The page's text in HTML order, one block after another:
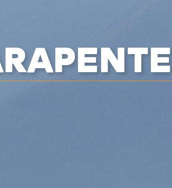
ALTI VARIO GPS ACCESSOIRES